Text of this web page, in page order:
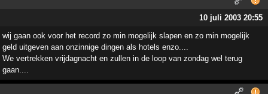
10 juli 2003 20:55
wij gaan ook voor het record zo min mogelijk slapen en zo min mogelijk
geld uitgeven aan onzinnige dingen als hotels enzo....
We vertrekken vrijdagnacht en zullen in de loop van zondag wel terug
gaan....